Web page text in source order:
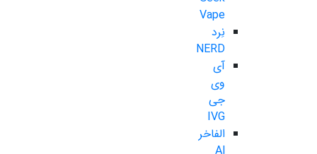
Vape
نِرد
NERD
آی
وی
جی
IVG
الفاخر